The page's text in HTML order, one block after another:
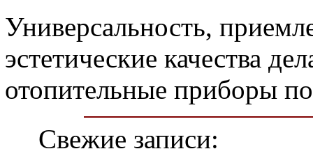
Универсальность,
эстетические качества
отопительные приборы
Свежие записи: